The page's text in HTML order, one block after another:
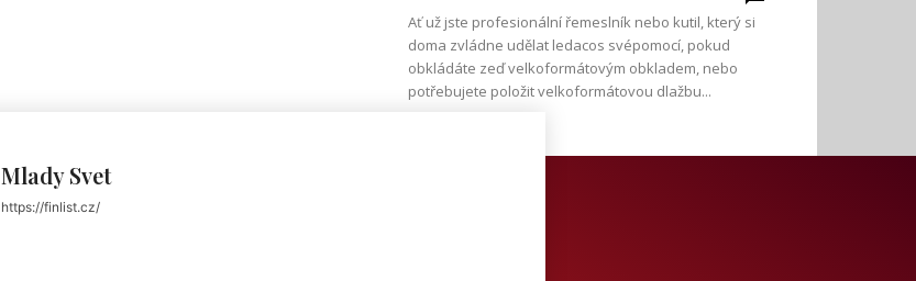
Ať už jste profesionální řemeslník nebo kutil, který si
doma zvládne udělat ledacos svépomocí, pokud
obkládáte zeď velkoformátovým obkladem, nebo
potřebujete položit velkoformátovou dlažbu...
Mlady Svet
https://finlist.cz/